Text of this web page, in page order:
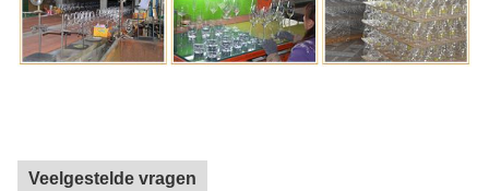
Veelgestelde vragen